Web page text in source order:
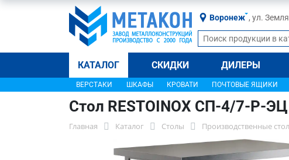
Воронеж , ул.
КАТАЛОГ СКИДКИ ДИЛЕРЫ
ВЕРСТАКИ ШКАФЫ КРОВАТИ ПОЧТОВЫЕ ЯЩИКИ
Стол RESTOINOX СП-4/7-Р-ЭЦ
Главная Каталог Столы Производственные